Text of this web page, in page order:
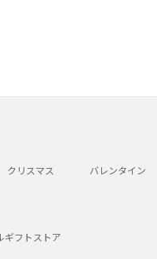
クリスマス バレンタイン
ギフトストア